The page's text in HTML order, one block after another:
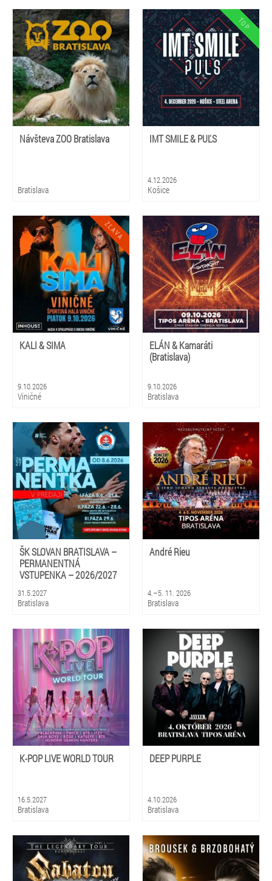
Návšteva ZOO Bratislava
Bratislava
IMT SMILE & PUĽS
4.12.2026
Košice
KALI & SIMA
9.10.2026
Viničné
ELÁN & Kamaráti
(Bratislava)
9.10.2026
Bratislava
ŠK SLOVAN BRATISLAVA –
PERMANENTNÁ
VSTUPENKA – 2026/2027
31.5.2027
Bratislava
André Rieu
4.–5. 11. 2026
Bratislava
K-POP LIVE WORLD TOUR
16.5.2027
Bratislava
DEEP PURPLE
4.10.2026
Bratislava